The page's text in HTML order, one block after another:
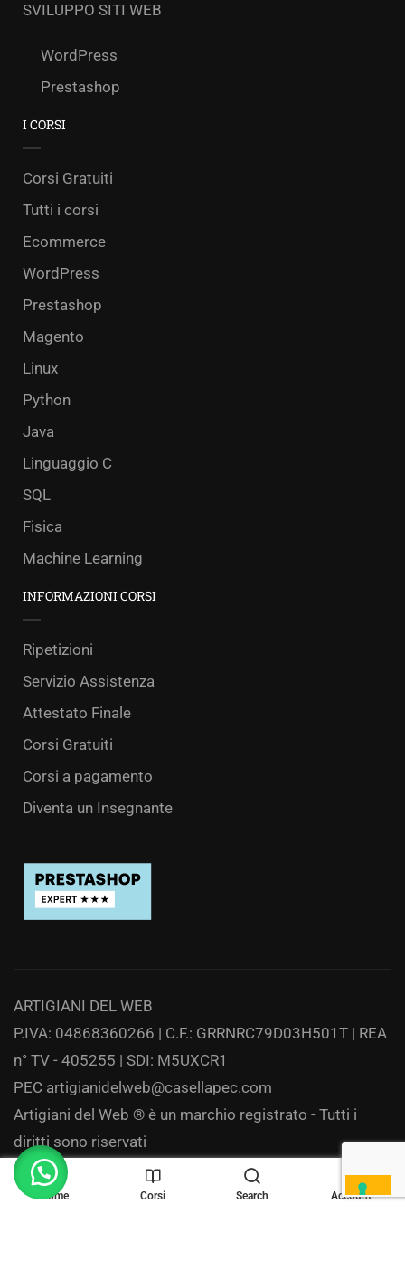
SVILUPPO SITI WEB
WordPress
Prestashop
I CORSI
Corsi Gratuiti
Tutti i corsi
Ecommerce
WordPress
Prestashop
Magento
Linux
Python
Java
Linguaggio C
SQL
Fisica
Machine Learning
INFORMAZIONI CORSI
Ripetizioni
Servizio Assistenza
Attestato Finale
Corsi Gratuiti
Corsi a pagamento
Diventa un Insegnante
ARTIGIANI DEL WEB
P.IVA: 04868360266 | C.F.: GRRNRC79D03H501T | REA
n° TV - 405255 | SDI: M5UXCR1
PEC artigianidelweb@casellapec.com
Artigiani del Web ® è un marchio registrato - Tutti i
diritti sono riservati
Privacy
Home Corsi Search Account